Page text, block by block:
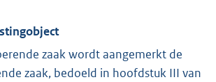
zaak wordt aangemerkt de
zaak, bedoeld in hoofdstuk III van